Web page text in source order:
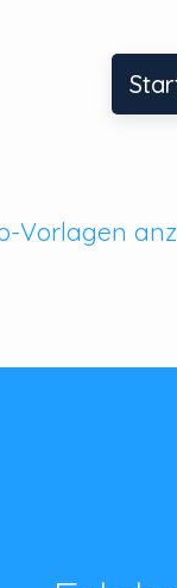
Vorlagen